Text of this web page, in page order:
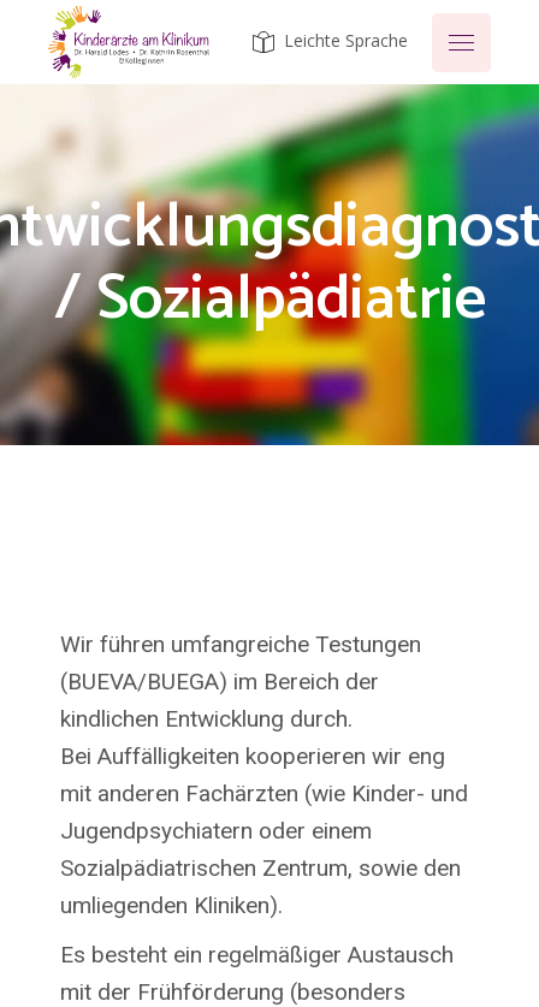
/ Sozialpädiatrie
Wir führen umfangreiche Testungen
(BUEVA/BUEGA) im Bereich der
kindlichen Entwicklung durch.
Bei Auffälligkeiten kooperieren wir eng
mit anderen Fachärzten (wie Kinder- und
Jugendpsychiatern oder einem
Sozialpädiatrischen Zentrum, sowie den
umliegenden Kliniken).
Es besteht ein regelmäßiger Austausch
mit der Frühförderung (besonders